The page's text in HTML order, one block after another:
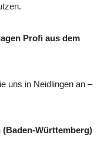
Profi aus dem
uns in Neidlingen an –
(Baden-Württemberg)